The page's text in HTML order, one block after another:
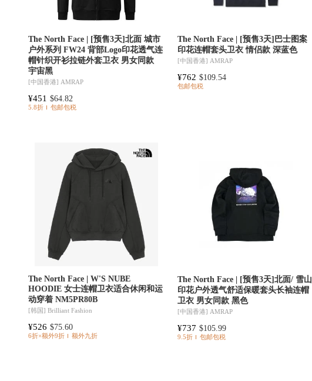
The North Face | [预售3天]北面 城市
户外系列 FW24 背部Logo印花透气连
帽针织开衫拉链外套卫衣 男女同款
宇宙黑
[中国香港] AMRAP
¥451 $64.82
5.8折 包邮包税
The North Face | [预售3天]巴士图案
印花连帽套头卫衣 情侣款 深蓝色
[中国香港] AMRAP
¥762 $109.54
包邮包税
The North Face | W'S NUBE
HOODIE 女士连帽卫衣适合休闲和运
动穿着 NM5PR80B
[韩国] Brilliant Fashion
¥526 $75.60
6折×额外9折 额外九折
The North Face | [预售3天]北面/ 雪山
印花户外透气舒适保暖套头长袖连帽
卫衣 男女同款 黑色
[中国香港] AMRAP
¥737 $105.99
9.5折 包邮包税